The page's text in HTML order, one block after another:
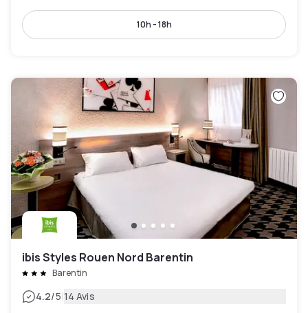
10h - 18h
ibis Styles Rouen Nord Barentin
Barentin
4.2/5|14 Avis